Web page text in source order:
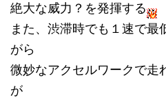
絶大な威力？を発揮する
また、渋滞時でも１速で最
がら
微妙なアクセルワークで走
が